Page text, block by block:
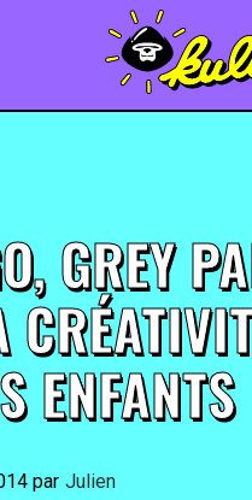
GREY
ENFANTS
By Julien